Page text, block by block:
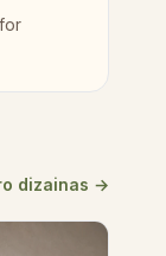
dizainas →